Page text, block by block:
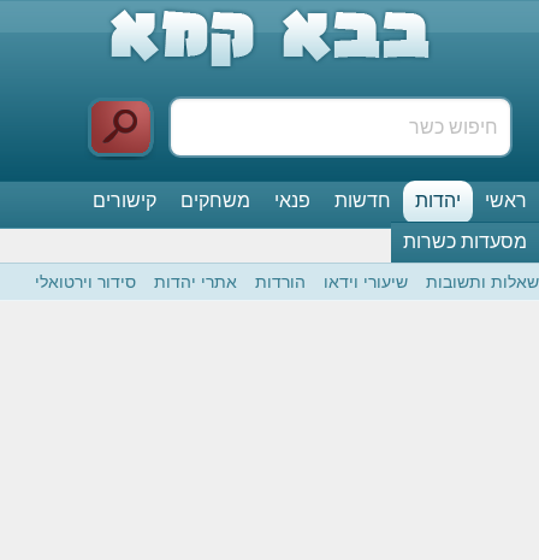
ראשי יהדות חדשות פנאי משחקים
קישורים
מסעדות כשרות
שאלות ותשובות שיעורי וידאו הורדות אתרי יהדות סידור וירטואלי